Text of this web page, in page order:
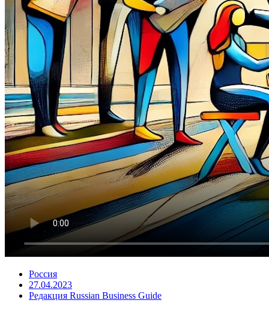
Россия
27.04.2023
Редакция Russian Business Guide